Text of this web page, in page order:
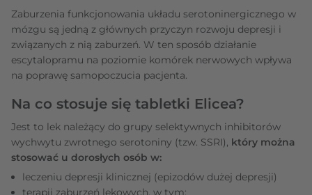
Zaburzenia funkcjonowania układu serotoninergicznego w
mózgu są jedną z głównych przyczyn rozwoju depresji i
związanych z nią zaburzeń. W ten sposób działanie
escytalopramu na poziomie komórek nerwowych wpływa
na poprawę samopoczucia pacjenta.
Na co stosuje się tabletki Elicea?
Jest to lek należący do grupy selektywnych inhibitorów
wychwytu zwrotnego serotoniny (tzw. SSRI), który można
stosować u dorosłych osób w:
leczeniu depresji klinicznej (epizodów dużej depresji)
terapii zaburzeń lękowych, w tym: